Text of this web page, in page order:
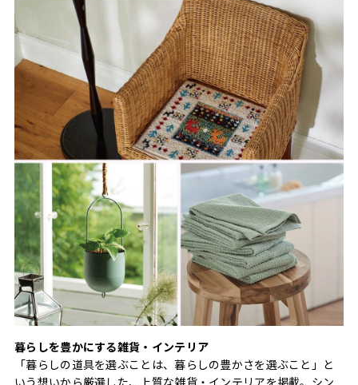
暮らしを豊かにする雑貨・インテリア
「暮らしの道具を選ぶことは、暮らしの豊かさを選ぶこと」と
いう想いから厳選した、上質な雑貨・インテリアを掲載。シン